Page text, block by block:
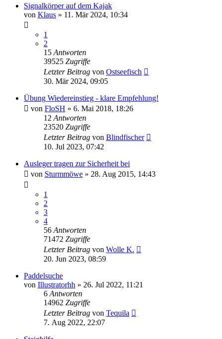
Signalkörper auf dem Kajak
von Klaus » 11. Mär 2024, 10:34
1
2
15 Antworten
39525 Zugriffe
Letzter Beitrag von Ostseefisch
30. Mär 2024, 09:05
Übung Wiedereinstieg - klare Empfehlung!
von FloSH » 6. Mai 2018, 18:26
12 Antworten
23520 Zugriffe
Letzter Beitrag von Blindfischer
10. Jul 2023, 07:42
Ausleger tragen zur Sicherheit bei
von Sturmmöwe » 28. Aug 2015, 14:43
1
2
3
4
56 Antworten
71472 Zugriffe
Letzter Beitrag von Wolle K.
20. Jun 2023, 08:59
Paddelsuche
von Illustratorhh » 26. Jul 2022, 11:21
6 Antworten
14962 Zugriffe
Letzter Beitrag von Tequila
7. Aug 2022, 22:07